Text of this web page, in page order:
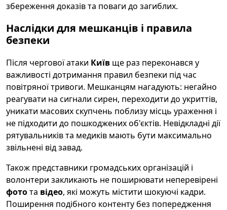
збереження доказів та поваги до загиблих.
Наслідки для мешканців і правила
безпеки
Після чергової атаки Київ ще раз переконався у
важливості дотримання правил безпеки під час
повітряної тривоги. Мешканцям нагадують: негайно
реагувати на сигнали сирен, переходити до укриттів,
уникати масових скупчень поблизу місць ураження і
не підходити до пошкоджених об'єктів. Невідкладні дії
рятувальників та медиків мають бути максимально
звільнені від завад.
Також представники громадських організацій і
волонтери закликають не поширювати неперевірені
фотота відео, які можуть містити шокуючі кадри.
Поширення подібного контенту без попередження